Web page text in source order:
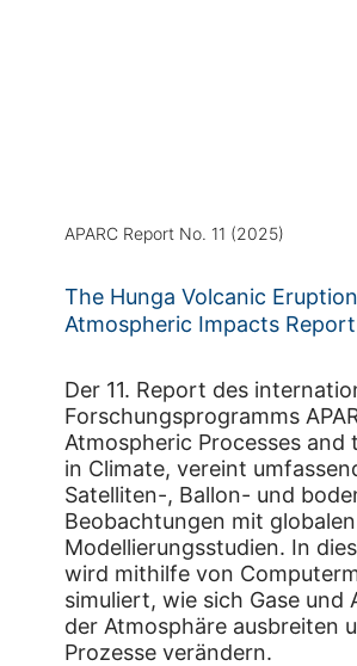
APARC Report No. 11 (2025)
The Hunga Volcanic Eruption
Atmospheric Impacts Report
Der 11. Report des
Forschungsprogramms
Atmospheric Processes and
in Climate, vereint
Satelliten-, Ballon- und
Beobachtungen mit globalen
Modellierungsstudien. In
wird mithilfe von
simuliert, wie sich Gase und
der Atmosphäre ausbreiten
Prozesse verändern.